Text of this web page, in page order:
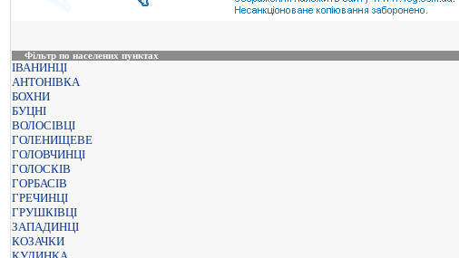
Фільтр по населених пунктах
ІВАНИНЦІ
АНТОНІВКА
БОХНИ
БУЦНІ
ВОЛОСІВЦІ
ГОЛЕНИЩЕВЕ
ГОЛОВЧИНЦІ
ГОЛОСКІВ
ГОРБАСІВ
ГРЕЧИНЦІ
ГРУШКІВЦІ
ЗАПАДИНЦІ
КОЗАЧКИ